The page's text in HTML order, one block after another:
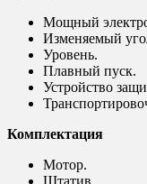
Мощный
Изменяемый
Уровень.
Плавный пуск.
Устройство
Комплектация
Мотор.
Штатив.